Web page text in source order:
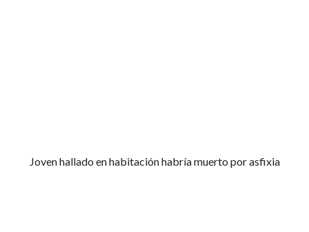
Joven hallado en habitación habría muerto por asfixia